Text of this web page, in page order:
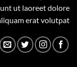
ut laoreet dolore
erat volutpat.